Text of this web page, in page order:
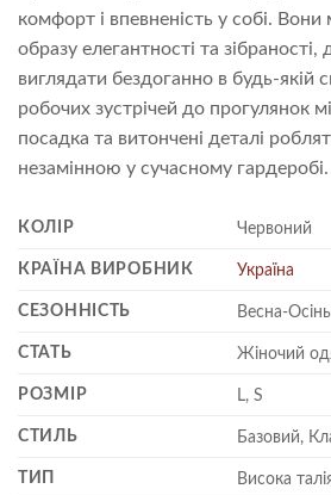
комфорт і впевненість у собі.
образу елегантності та
виглядати бездоганно в будь-якій
робочих зустрічей до прогулянок
посадка та витончені деталі
незамінною у сучасному гардеробі.
КОЛІР Червоний
КРАЇНА ВИРОБНИК Україна
СЕЗОННІСТЬ Весна-Осінь
СТАТЬ Жіночий
РОЗМІР L, S
СТИЛЬ Базовий,
ТИП Висока